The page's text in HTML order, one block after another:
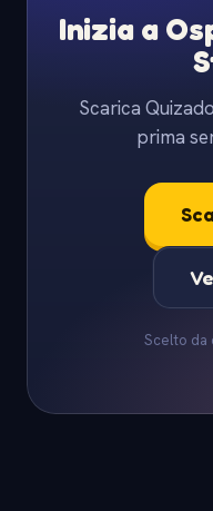
Inizia a
Scarica
prima
Scelto da